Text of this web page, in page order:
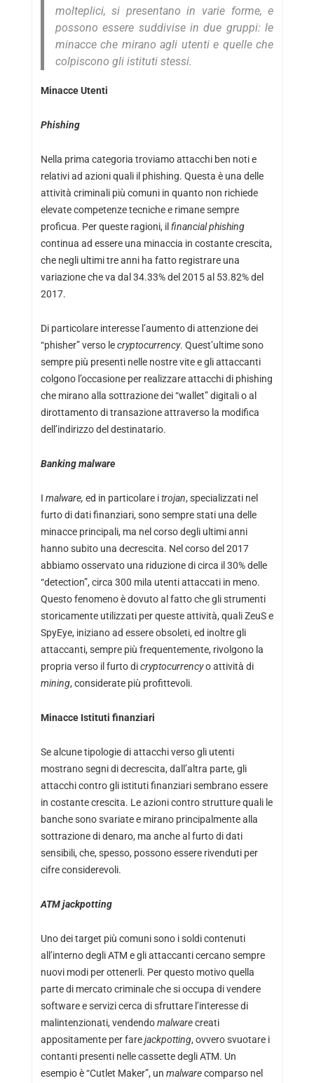
molteplici, si presentano in varie forme, e
possono essere suddivise in due gruppi: le
minacce che mirano agli utenti e quelle che
colpiscono gli istituti stessi.
Minacce Utenti
Phishing
Nella prima categoria troviamo attacchi ben noti e
relativi ad azioni quali il phishing. Questa è una delle
attività criminali più comuni in quanto non richiede
elevate competenze tecniche e rimane sempre
proficua. Per queste ragioni, il financial phishing
continua ad essere una minaccia in costante crescita,
che negli ultimi tre anni ha fatto registrare una
variazione che va dal 34.33% del 2015 al 53.82% del
2017.
Di particolare interesse l’aumento di attenzione dei
“phisher” verso lecryptocurrency. Quest’ultime sono
sempre più presenti nelle nostre vite e gli attaccanti
colgono l’occasione per realizzare attacchi di phishing
che mirano alla sottrazione dei “wallet” digitali o al
dirottamento di transazione attraverso la modifica
dell’indirizzo del destinatario.
Banking malware
I malware, ed in particolare itrojan, specializzati nel
furto di dati finanziari, sono sempre stati una delle
minacce principali, ma nel corso degli ultimi anni
hanno subito una decrescita. Nel corso del 2017
abbiamo osservato una riduzione di circa il 30% delle
“detection”, circa 300 mila utenti attaccati in meno.
Questo fenomeno è dovuto al fatto che gli strumenti
storicamente utilizzati per queste attività, quali ZeuS e
SpyEye, iniziano ad essere obsoleti, ed inoltre gli
attaccanti, sempre più frequentemente, rivolgono la
propria verso il furto dicryptocurrencyo attività di
mining, considerate più profittevoli.
Minacce Istituti finanziari
Se alcune tipologie di attacchi verso gli utenti
mostrano segni di decrescita, dall’altra parte, gli
attacchi contro gli istituti finanziari sembrano essere
in costante crescita. Le azioni contro strutture quali le
banche sono svariate e mirano principalmente alla
sottrazione di denaro, ma anche al furto di dati
sensibili, che, spesso, possono essere rivenduti per
cifre considerevoli.
ATM jackpotting
Uno dei target più comuni sono i soldi contenuti
all’interno degli ATM e gli attaccanti cercano sempre
nuovi modi per ottenerli. Per questo motivo quella
parte di mercato criminale che si occupa di vendere
software e servizi cerca di sfruttare l’interesse di
malintenzionati, vendendomalwarecreati
appositamente per farejackpotting, ovvero svuotare i
contanti presenti nelle cassette degli ATM. Un
esempio è “Cutlet Maker”, un malwarecomparso nel